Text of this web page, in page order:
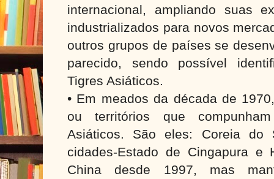
internacional, ampliando suas
industrializados para novos
outros grupos de países se
parecido, sendo possível
Tigres Asiáticos.
• Em meados da década de
ou territórios que
Asiáticos. São eles: Coreia do
cidades-Estado de Cingapura e
China desde 1997, mas